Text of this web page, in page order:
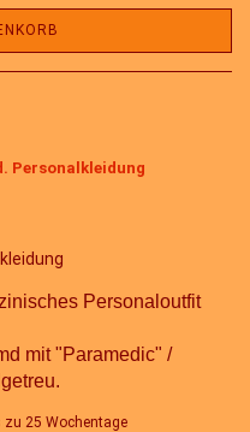
Personaloutfit
mit "Paramedic" /
zu 25 Wochentage